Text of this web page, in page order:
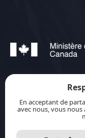
jurisource.ca
Justice du
d’action pour
En acceptant de
avec nous, vous